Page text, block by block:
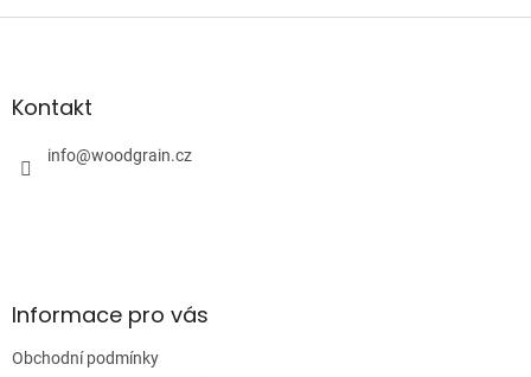
v
Z
aKontakt
info@woodgrain.cz
Informace pro vás
Obchodní podmínky